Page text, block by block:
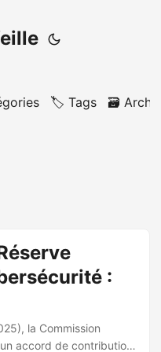
🏷️ Tags 🗃️
:
la Commission
accord de contribution